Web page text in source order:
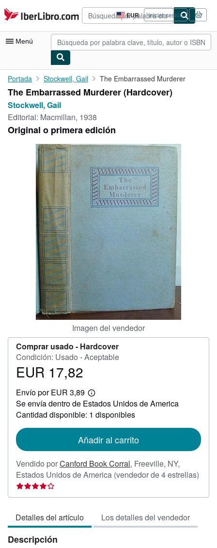
Pasar al contenido principal
IberLibro.com EUR
Preferencias
de
compra
del
Iniciar sesión
Menú
Mi cuenta
Consultar mis pedidos
Búsqueda avanzada
Colecciones
Libros antiguos
Arte y coleccionismo
Vendedores
Comenzar a vender
Portada Stockwell, Gail The Embarrassed Murderer
The Embarrassed Murderer (Hardcover)
Stockwell, Gail
Editorial: Macmillan, 1938
Original o primera edición
Imagen del vendedor
Comprar usado - Hardcover
Condición: Usado - Aceptable
Precio
17,82
EUR 17,82
Envío por EUR 3,89
Más
información
sobre
las
envío
Se envía dentro de Estados Unidos de America
Cantidad disponible: 1 disponibles
Añadir al carrito
Vendido porCanford Book Corral, Freeville, NY,
Estados Unidos de America (vendedor de 4 estrellas)
Detalles del artículo Los detalles del vendedor
Descripción